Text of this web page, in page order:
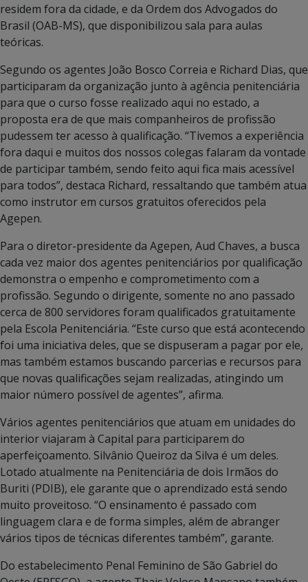
residem fora da cidade, e da Ordem dos Advogados do
Brasil (OAB-MS), que disponibilizou sala para aulas
teóricas.
Segundo os agentes João Bosco Correia e Richard Dias, que
participaram da organização junto à agência penitenciária
para que o curso fosse realizado aqui no estado, a
proposta era de que mais companheiros de profissão
pudessem ter acesso à qualificação. “Tivemos a experiência
fora daqui e muitos dos nossos colegas falaram da vontade
de participar também, sendo feito aqui fica mais acessível
para todos”, destaca Richard, ressaltando que também atua
como instrutor em cursos gratuitos oferecidos pela
Agepen.
Para o diretor-presidente da Agepen, Aud Chaves, a busca
cada vez maior dos agentes penitenciários por qualificação
demonstra o empenho e comprometimento com a
profissão. Segundo o dirigente, somente no ano passado
cerca de 800 servidores foram qualificados gratuitamente
pela Escola Penitenciária. “Este curso que está acontecendo
foi uma iniciativa deles, que se dispuseram a pagar por ele,
mas também estamos buscando parcerias e recursos para
que novas qualificações sejam realizadas, atingindo um
maior número possível de agentes”, afirma.
Vários agentes penitenciários que atuam em unidades do
interior viajaram à Capital para participarem do
aperfeiçoamento. Silvânio Queiroz da Silva é um deles.
Lotado atualmente na Penitenciária de dois Irmãos do
Buriti (PDIB), ele garante que o aprendizado está sendo
muito proveitoso. “O ensinamento é passado com
linguagem clara e de forma simples, além de abranger
vários tipos de técnicas diferentes também”, garante.
Do estabelecimento Penal Feminino de São Gabriel do